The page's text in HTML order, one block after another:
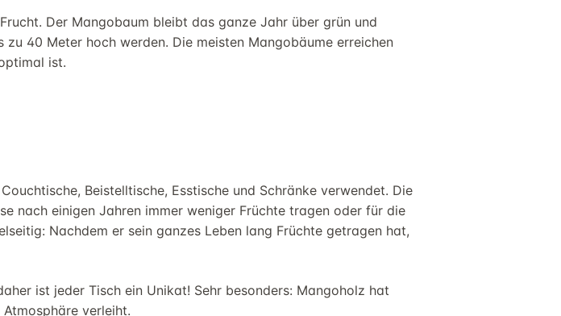
Der Mangobaum bleibt das ganze Jahr über grün und
40 Meter hoch werden. Die meisten Mangobäume erreichen
ist.
Beistelltische, Esstische und Schränke verwendet. Die
nach einigen Jahren immer weniger Früchte tragen oder für die
Nachdem er sein ganzes Leben lang Früchte getragen hat,
ist jeder Tisch ein Unikat! Sehr besonders: Mangoholz hat
verleiht.